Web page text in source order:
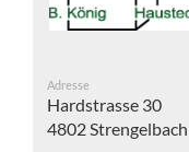
Adresse
Hardstrasse 30
4802 Strengelbach